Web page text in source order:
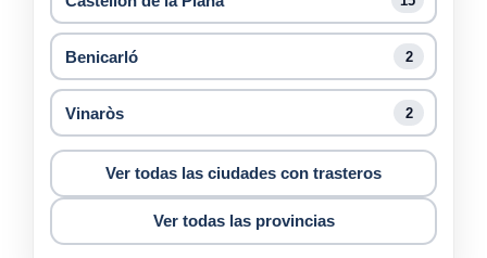
Benicarló 2
Vinaròs 2
Ver todas las ciudades con trasteros
Ver todas las provincias